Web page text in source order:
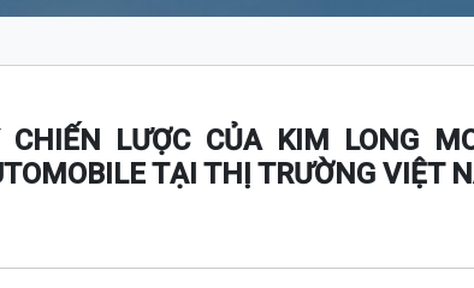
LƯỢC CỦA KIM LONG
TẠI THỊ TRƯỜNG VIỆT